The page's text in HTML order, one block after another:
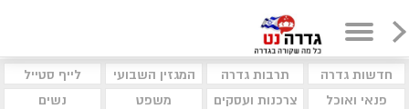
חדשות גדרה תרבות גדרה המגזין השבועי
לייף סטייל
פנאי ואוכל
צרכנות ועסקים משפט נשים